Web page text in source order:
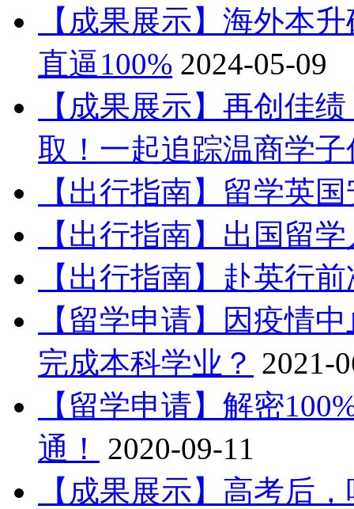
【成果展示】海外本
直逼100% 2024-05-09
【成果展示】再创佳
取！一起追踪温商学
【出行指南】留学英
【出行指南】出国留
【出行指南】赴英行
【留学申请】因疫情
完成本科学业？ 2021-
【留学申请】解密
通！
2020-09-11
【成果展示】高考后